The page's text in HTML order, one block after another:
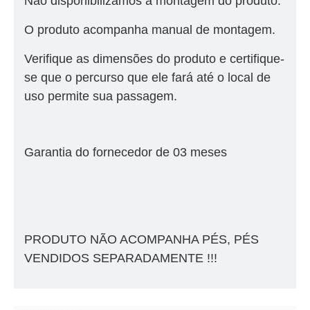
O produto acompanha manual de montagem.
Verifique as dimensões do produto e certifique-
se que o percurso que ele fará até o local de
uso permite sua passagem.
Garantia do fornecedor de 03 meses
PRODUTO NÃO ACOMPANHA PÉS, PÉS
VENDIDOS SEPARADAMENTE !!!